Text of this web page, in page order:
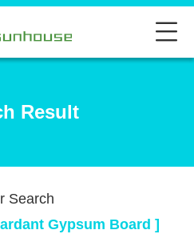
Result
Search
Gypsum Board ]